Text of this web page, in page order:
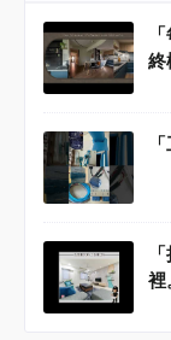
終
裡